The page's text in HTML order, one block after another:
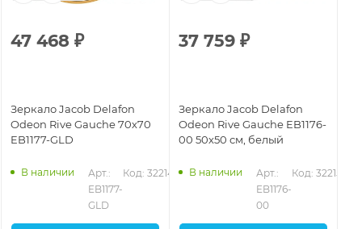
47 468 ₽
Зеркало Jacob Delafon
Odeon Rive Gauche 70х70
EB1177-GLD
В наличии
Арт.:
EB1177-
GLD
Код: 32214
37 759 ₽
Зеркало Jacob Delafon
Odeon Rive Gauche EB1176-
00 50х50 см, белый
В наличии
Арт.:
EB1176-
00
Код: 32215